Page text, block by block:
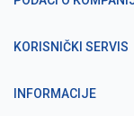
KORISNIČKI SERVIS
INFORMACIJE